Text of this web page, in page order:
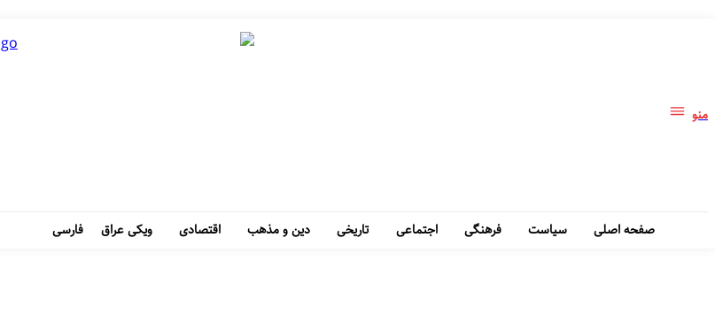
منو
صفحه اصلی سیاست فرهنگی اجتماعی تاریخی دین و مذهب اقتصادی ویکی عراق فارسی